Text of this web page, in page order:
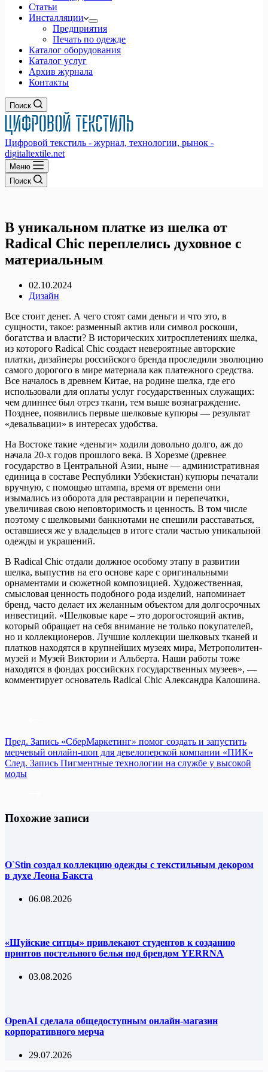
Статьи
Инсталляции
Предприятия
Печать по одежде
Каталог оборудования
Каталог услуг
Архив журнала
Контакты
Поиск
Цифровой текстиль - журнал, технологии, рынок -
digitaltextile.net
Меню
Поиск
В уникальном платке из шелка от
Radical Chic переплелись духовное с
материальным
02.10.2024
Дизайн
Все стоит денег. А чего стоят сами деньги и что это, в
сущности, такое: разменный актив или символ роскоши,
богатства и власти? В исторических хитросплетениях шелка,
из которого Radical Chic создает невероятные авторские
платки, дизайнеры российского бренда проследили эволюцию
самого дорогого в мире материала как платежного средства.
Все началось в древнем Китае, на родине шелка, где его
использовали для оплаты услуг государственных служащих:
чем длиннее был отрез ткани, тем выше вознаграждение.
Позднее, появились первые шелковые купюры — результат
«девальвации» в интересах удобства.
На Востоке такие «деньги» ходили довольно долго, аж до
начала 20-х годов прошлого века. В Хорезме (древнее
государство в Центральной Азии, ныне — административная
единица в составе Республики Узбекистан) купюры печатали
вручную, с помощью штампа, время от времени они
изымались из оборота для реставрации и перепечатки,
увеличивая свою неповторимость и ценность. В том числе
поэтому с шелковыми банкнотами не спешили расставаться,
оставшиеся же у владельцев в итоге стали частью уникальной
одежды и украшений.
В Radical Chic отдали должное особому этапу в развитии
шелка, выпустив на его основе каре с оригинальными
орнаментами и сюжетной композицией. Художественная,
смысловая ценность подобного рода изделий, напоминает
бренд, часто делает их желанным объектом для долгосрочных
инвестиций. «Шелковые каре – это дорогостоящий актив,
который обращает на себя внимание не только покупателей,
но и коллекционеров. Лучшие коллекции шелковых тканей и
платков находятся в крупнейших музеях мира, Метрополитен-
музей и Музей Виктории и Альберта. Наши работы тоже
находятся в фондах российских государственных музеев», —
комментирует основатель Radical Chic Александра Калошина.
Пред. Запись «СберМаркетинг» помог создать и запустить
мерчевый онлайн-шоп для девелоперской компании «ПИК»
След. Запись Пигментные технологии на службе у высокой
моды
Похожие записи
O`Stin создал коллекцию одежды с текстильным декором
в духе Леона Бакста
06.08.2026
«Шуйские ситцы» привлекают студентов к созданию
принтов постельного белья под брендом YERRNA
03.08.2026
OpenAI сделала общедоступным онлайн-магазин
корпоративного мерча
29.07.2026